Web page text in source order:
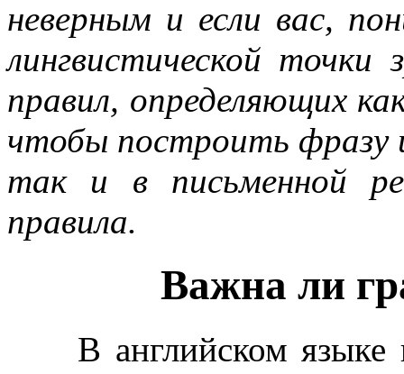
неверным и если вас,
лингвистической
правил, определяющих
чтобы построить фразу
так и в письменной
правила.
Важна ли
В английском языке